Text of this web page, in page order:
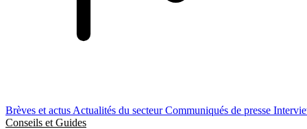
Brèves et actus Actualités du secteurCommuniqués de presse
Conseils et Guides